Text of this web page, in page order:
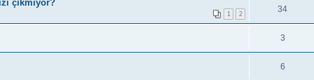
çıkmıyor?
1 2 34
3
6